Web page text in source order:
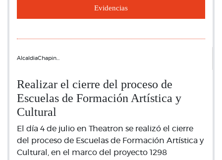
Evidencias
AlcaldiaChapin…
Realizar el cierre del proceso de
Escuelas de Formación Artística y
Cultural
El día 4 de julio en Theatron se realizó el cierre
del proceso de Escuelas de Formación Artística y
Cultural, en el marco del proyecto 1298